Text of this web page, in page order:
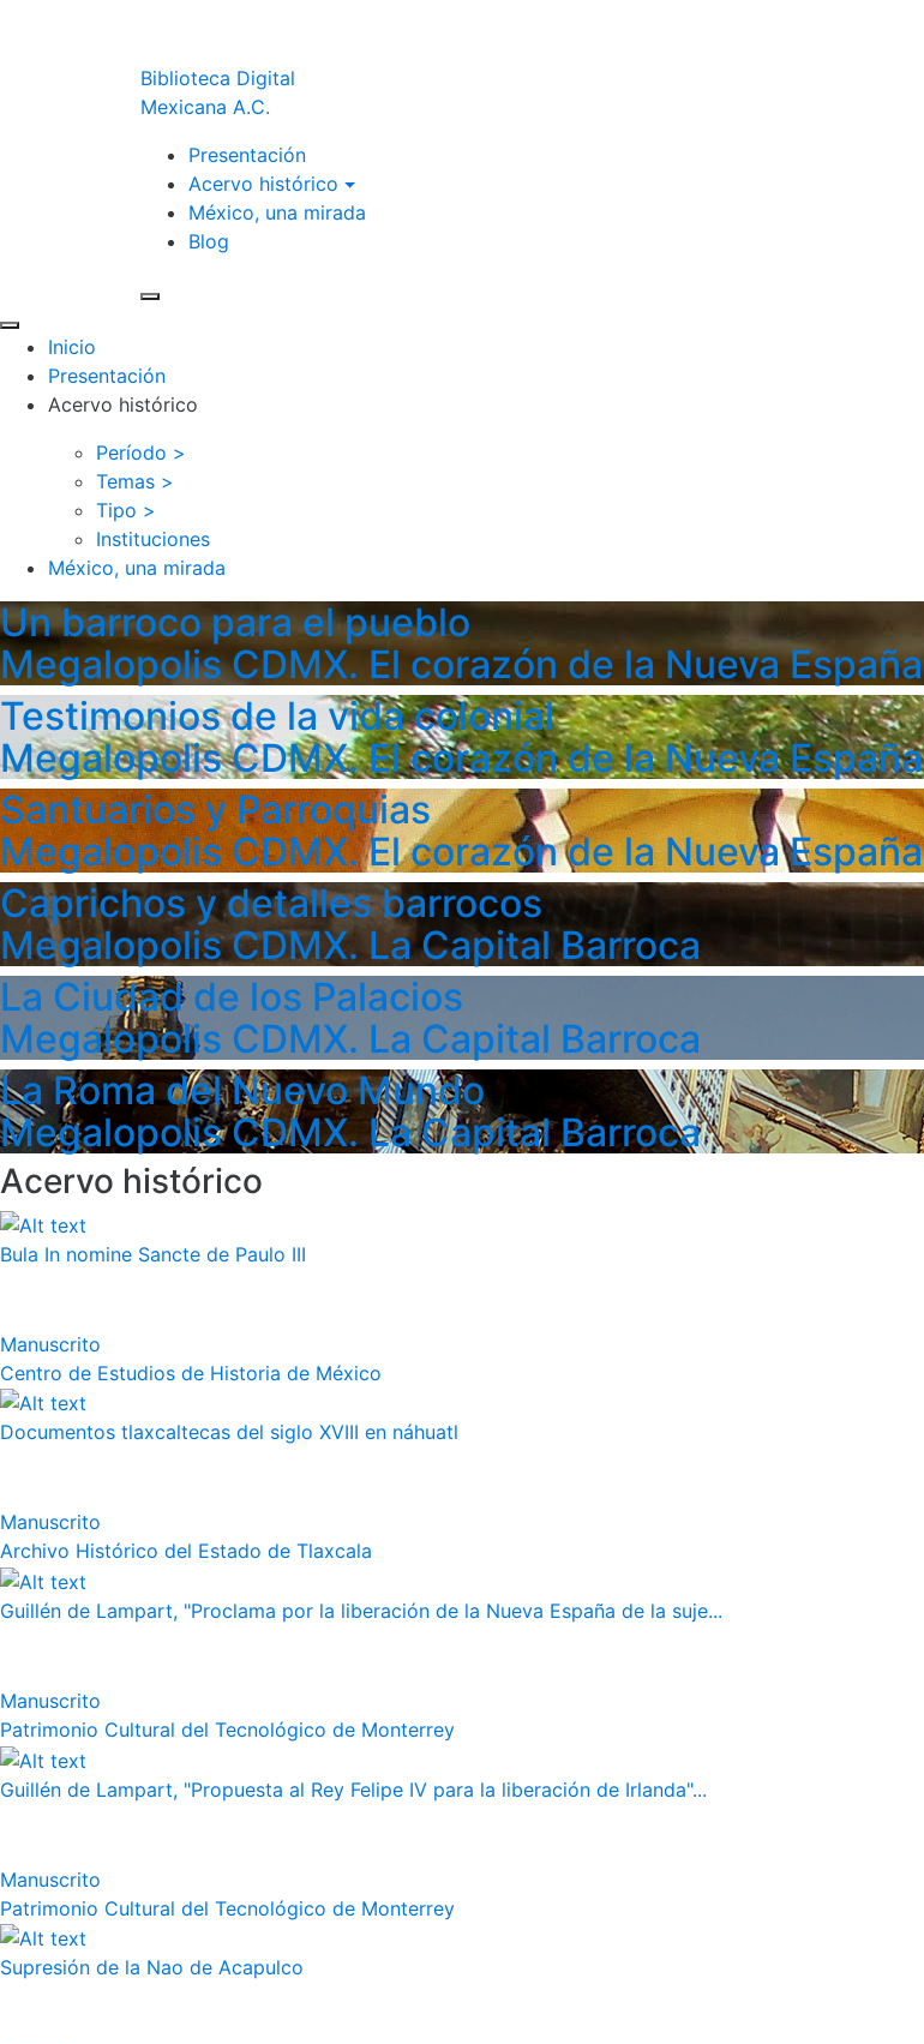
Biblioteca Digital
Mexicana A.C.
Presentación
Acervo histórico
México, una mirada
Blog
Inicio
Presentación
Acervo histórico
Período >
Temas >
Tipo >
Instituciones
México, una mirada
Un barroco para el pueblo
Megalopolis CDMX. El corazón de la Nueva España
Testimonios de la vida colonial
Megalopolis CDMX. El corazón de la Nueva España
Santuarios y Parroquias
Megalopolis CDMX. El corazón de la Nueva España
Caprichos y detalles barrocos
Megalopolis CDMX. La Capital Barroca
La Ciudad de los Palacios
Megalopolis CDMX. La Capital Barroca
La Roma del Nuevo Mundo
Megalopolis CDMX. La Capital Barroca
Acervo histórico
Bula In nomine Sancte de Paulo III
Manuscrito
Centro de Estudios de Historia de México
Documentos tlaxcaltecas del siglo XVIII en náhuatl
Manuscrito
Archivo Histórico del Estado de Tlaxcala
Guillén de Lampart, "Proclama por la liberación de la Nueva España de la suje...
Manuscrito
Patrimonio Cultural del Tecnológico de Monterrey
Guillén de Lampart, "Propuesta al Rey Felipe IV para la liberación de Irlanda"...
Manuscrito
Patrimonio Cultural del Tecnológico de Monterrey
Supresión de la Nao de Acapulco